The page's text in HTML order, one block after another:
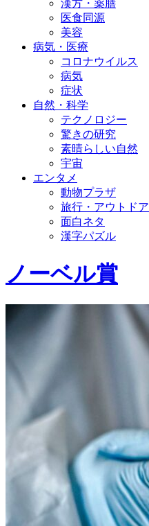
漢方・薬膳
医食同源
美容
病気・医療
コロナウイルス
病気
症状
自然・科学
テクノロジー
驚きの研究
素晴らしい自然
宇宙
エンタメ
動物プラザ
旅行・アウトドア
面白ネタ
漢字パズル
ノーベル賞